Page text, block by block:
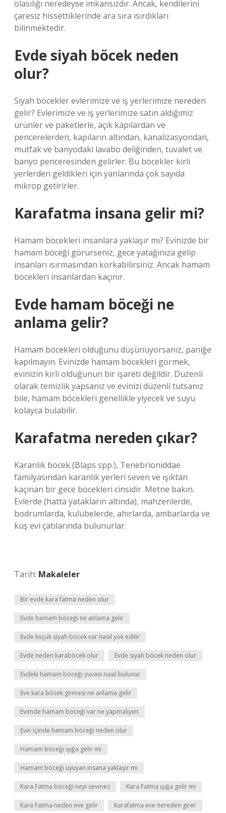
olasılığı neredeyse imkansızdır. Ancak, kendilerini
çaresiz hissettiklerinde ara sıra ısırdıkları
bilinmektedir.
Evde siyah böcek neden
olur?
Siyah böcekler evlerimize ve iş yerlerimize nereden
gelir? Evlerimize ve iş yerlerimize satın aldığımız
ürünler ve paketlerle, açık kapılardan ve
pencerelerden, kapıların altından, kanalizasyondan,
mutfak ve banyodaki lavabo deliğinden, tuvalet ve
banyo penceresinden gelirler. Bu böcekler kirli
yerlerden geldikleri için yanlarında çok sayıda
mikrop getirirler.
Karafatma insana gelir mi?
Hamam böcekleri insanlara yaklaşır mı? Evinizde bir
hamam böceği görürseniz, gece yatağınıza gelip
insanları ısırmasından korkabilirsiniz. Ancak hamam
böcekleri insanlardan kaçınır.
Evde hamam böceği ne
anlama gelir?
Hamam böcekleri olduğunu düşünüyorsanız, paniğe
kapılmayın. Evinizde hamam böcekleri görmek,
evinizin kirli olduğunun bir işareti değildir. Düzenli
olarak temizlik yapsanız ve evinizi düzenli tutsanız
bile, hamam böcekleri genellikle yiyecek ve suyu
kolayca bulabilir.
Karafatma nereden çıkar?
Karanlık böcek (Blaps spp.), Tenebrioniddae
familyasından karanlık yerleri seven ve ışıktan
kaçınan bir gece böcekleri cinsidir. Metne bakın.
Evlerde (hatta yatakların altında), mahzenlerde,
bodrumlarda, kulübelerde, ahırlarda, ambarlarda ve
kuş evi çatılarında bulunurlar.
Tarih: Makaleler
Bir evde kara fatma neden olur
Evde hamam böceği ne anlama gelir
Evde küçük siyah böcek var nasıl yok edilir
Evde neden karaböcek olur Evde siyah böcek neden olur
Evdeki hamam böceği yuvası nasıl bulunur
Eve kara böcek girmesi ne anlama gelir
Evimde hamam böceği var ne yapmalıyım
Evin içinde hamam böceği neden olur
Hamam böceği ışığa gelir mi
Hamam böceği uyuyan insana yaklaşır mı
Kara Fatma böceği neyi sevmez Kara Fatma ışığa gelir mi
Kara Fatma neden eve gelir Karafatma eve nereden girer